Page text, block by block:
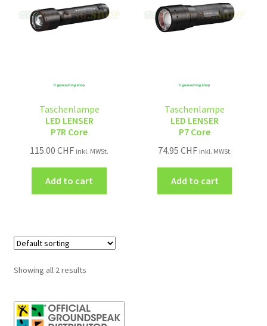
Taschenlampe
LED LENSER
P7R Core
115.00CHF inkl. MWSt.
Add to cart
Taschenlampe
LED LENSER
P7 Core
74.95 CHF inkl. MWSt.
Add to cart
Showing all 2 results